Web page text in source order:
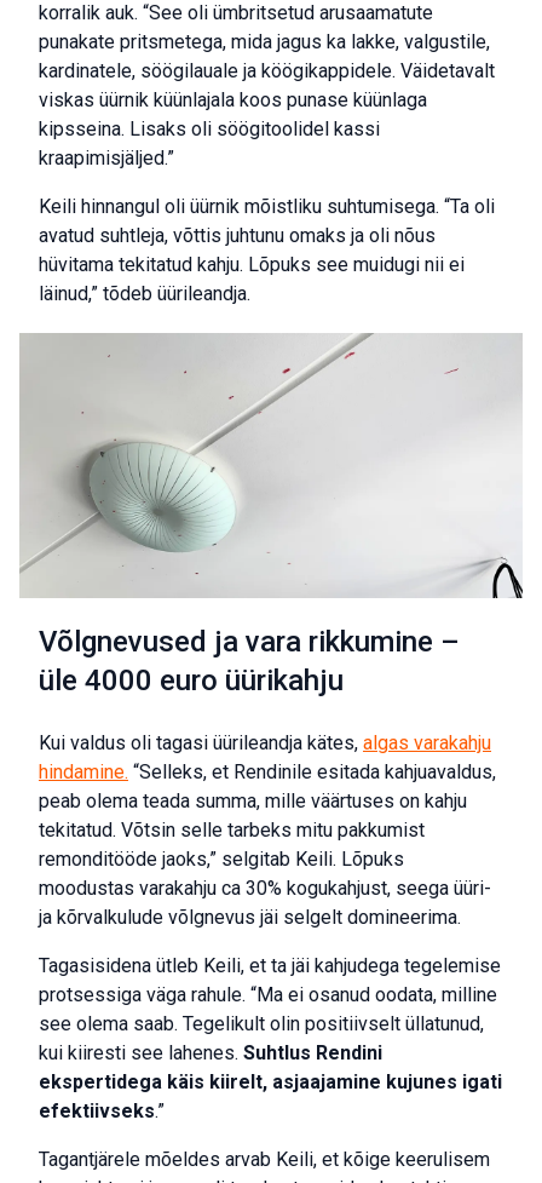
korralik auk. “See oli ümbritsetud arusaamatute
punakate pritsmetega, mida jagus ka lakke, valgustile,
kardinatele, söögilauale ja köögikappidele. Väidetavalt
viskas üürnik küünlajala koos punase küünlaga
kipsseina. Lisaks oli söögitoolidel kassi
kraapimisjäljed.”
Keili hinnangul oli üürnik mõistliku suhtumisega. “Ta oli
avatud suhtleja, võttis juhtunu omaks ja oli nõus
hüvitama tekitatud kahju. Lõpuks see muidugi nii ei
läinud,” tõdeb üürileandja.
Võlgnevused ja vara rikkumine –
üle 4000 euro üürikahju
Kui valdus oli tagasi üürileandja kätes, algas varakahju
hindamine. “Selleks, et Rendinile esitada kahjuavaldus,
peab olema teada summa, mille väärtuses on kahju
tekitatud. Võtsin selle tarbeks mitu pakkumist
remonditööde jaoks,” selgitab Keili. Lõpuks
moodustas varakahju ca 30% kogukahjust, seega üüri-
ja kõrvalkulude võlgnevus jäi selgelt domineerima.
Tagasisidena ütleb Keili, et ta jäi kahjudega tegelemise
protsessiga väga rahule. “Ma ei osanud oodata, milline
see olema saab. Tegelikult olin positiivselt üllatunud,
kui kiiresti see lahenes. Suhtlus Rendini
ekspertidega käis kiirelt, asjaajamine kujunes igati
efektiivseks.”
Tagantjärele mõeldes arvab Keili, et kõige keerulisem